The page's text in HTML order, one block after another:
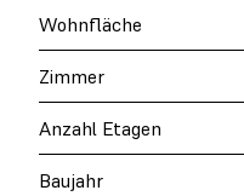
Wohnfläche
Zimmer
Anzahl Etagen
Baujahr